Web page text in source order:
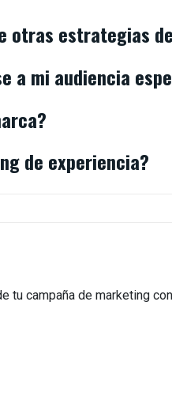
otras estrategias
a mi audiencia
de experiencia?
tu campaña de marketing